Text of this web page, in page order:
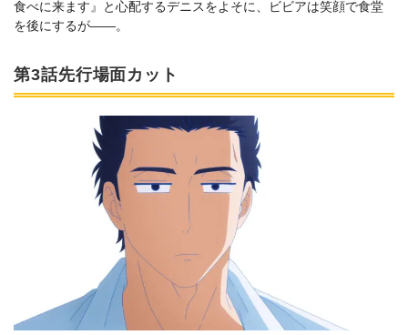
食べに来ます』と心配するデニスをよそに、ビビアは笑顔で食堂
を後にするが――。
第3話先行場面カット